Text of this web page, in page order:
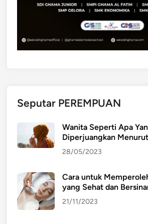
Seputar PEREMPUAN
Wanita Seperti Apa
Diperjuangkan
28/05/2023
Cara untuk
yang Sehat dan
21/11/2023